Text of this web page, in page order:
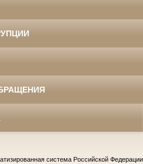
система Российской